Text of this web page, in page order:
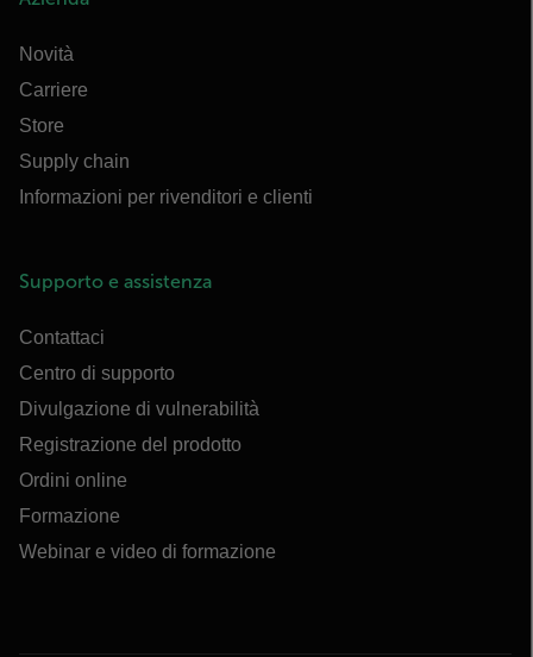
Novità
Carriere
Store
Supply chain
Informazioni per rivenditori e clienti
Supporto e assistenza
Contattaci
Centro di supporto
Divulgazione di vulnerabilità
Registrazione del prodotto
Ordini online
Formazione
Webinar e video di formazione